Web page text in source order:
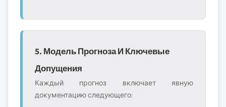
5. Модель Прогноза И Ключевые
Допущения
Каждый прогноз включает явную
документацию следующего: